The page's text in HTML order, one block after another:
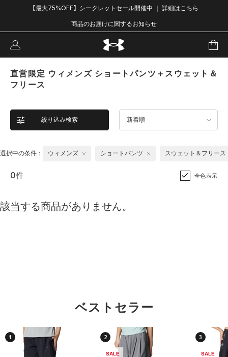
【最大75%OFF】シークレットセール開催中 ｜ 詳細はこちら
商品のお届けに関するお知らせ
直営限定 ウィメンズ ショートパンツ＋スウェット＆
フリース
絞り込み検索 新着順
選択中の条件： ウィメンズ ショートパンツ スウェット＆フリース
0件 全色表示
該当する商品がありません。
ベストセラー
1 2
SALE
3
SALE